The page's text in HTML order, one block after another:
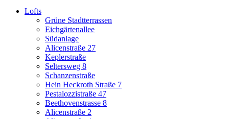
Lofts
Grüne Stadtterrassen
Eichgärtenallee
Südanlage
Alicenstraße 27
Keplerstraße
Seltersweg 8
Schanzenstraße
Hein Heckroth Straße 7
Pestalozzistraße 47
Beethovenstrasse 8
Alicenstraße 2